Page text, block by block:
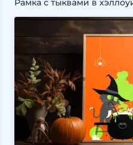
Рамка с тыквами в